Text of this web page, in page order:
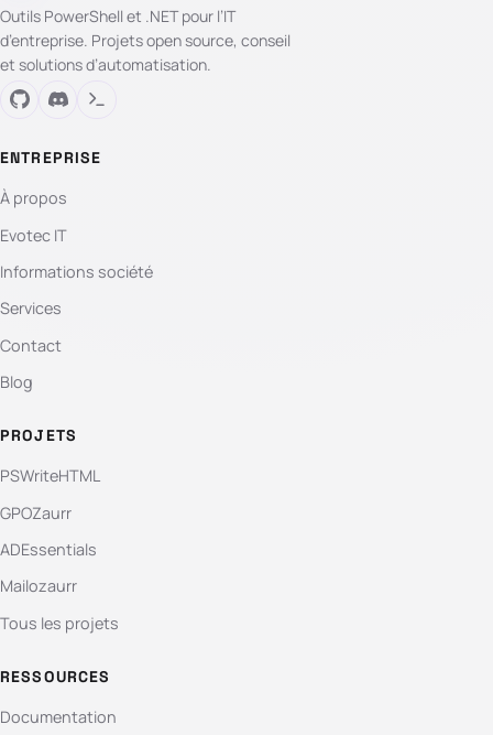
Outils PowerShell et .NET pour l’IT
d’entreprise. Projets open source, conseil
et solutions d’automatisation.
ENTREPRISE
À propos
Evotec IT
Informations société
Services
Contact
Blog
PROJETS
PSWriteHTML
GPOZaurr
ADEssentials
Mailozaurr
Tous les projets
RESSOURCES
Documentation